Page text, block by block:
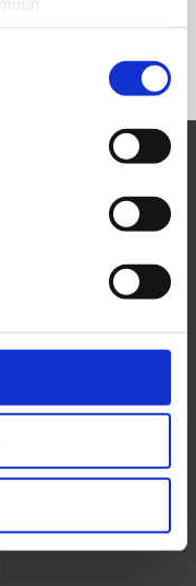
käyttäjätilin
käyttämiseen
osapuolille
ja luotettava
1985.
pääsynhallinnan
ratkaisut
tutustua